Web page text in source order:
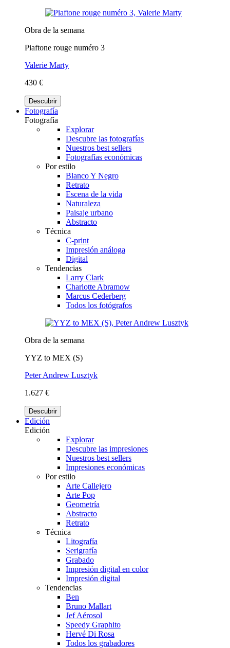
Obra de la semana
Piaftone rouge numéro 3
Valerie Marty
430 €
Descubrir
Fotografía
Fotografía
Explorar
Descubre las fotografías
Nuestros best sellers
Fotografías económicas
Por estilo
Blanco Y Negro
Retrato
Escena de la vida
Naturaleza
Paisaje urbano
Abstracto
Técnica
C-print
Impresión análoga
Digital
Tendencias
Larry Clark
Charlotte Abramow
Marcus Cederberg
Todos los fotógrafos
Obra de la semana
YYZ to MEX (S)
Peter Andrew Lusztyk
1.627 €
Descubrir
Edición
Edición
Explorar
Descubre las impresiones
Nuestros best sellers
Impresiones económicas
Por estilo
Arte Callejero
Arte Pop
Geometría
Abstracto
Retrato
Técnica
Litografía
Serigrafía
Grabado
Impresión digital en color
Impresión digital
Tendencias
Ben
Bruno Mallart
Jef Aérosol
Speedy Graphito
Hervé Di Rosa
Todos los grabadores